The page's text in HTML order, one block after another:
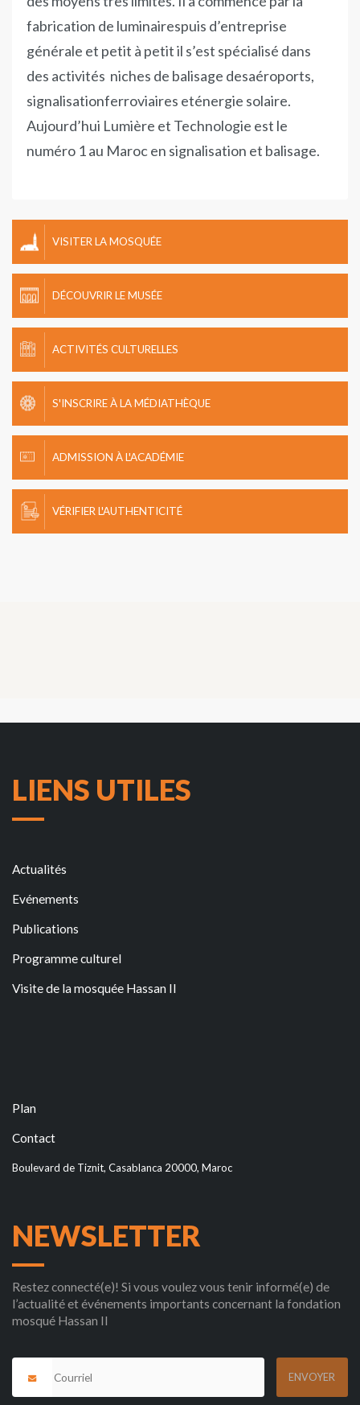
fabrication de luminairespuis d’entreprise
générale et petit à petit il s’est spécialisé dans
des activités niches de balisage desaéroports,
signalisationferroviaires eténergie solaire.
Aujourd’hui Lumière et Technologie est le
numéro 1 au Maroc en signalisation et balisage.
VISITER LA MOSQUÉE
DÉCOUVRIR LE MUSÉE
ACTIVITÉS CULTURELLES
S'INSCRIRE À LA MÉDIATHÈQUE
ADMISSION À L'ACADÉMIE
VÉRIFIER L'AUTHENTICITÉ
LIENS UTILES
Actualités
Evénements
Publications
Programme culturel
Visite de la mosquée Hassan II
Plan
Contact
Boulevard de Tiznit, Casablanca 20000, Maroc
NEWSLETTER
Restez connecté(e)! Si vous voulez vous tenir informé(e) de
l’actualité et événements importants concernant la fondation
mosqué Hassan II